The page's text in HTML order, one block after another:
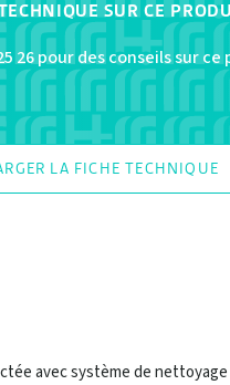
SUR CE
26 pour des conseils sur
LA FICHE TECHNIQUE
avec système de